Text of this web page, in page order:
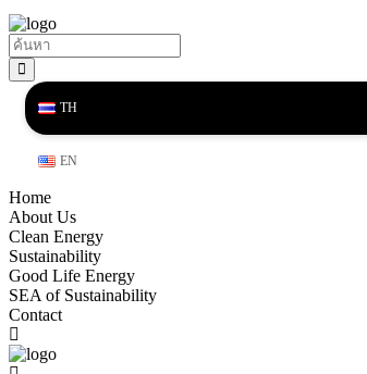
TH
EN
Home
About Us
Clean Energy
Sustainability
Good Life Energy
SEA of Sustainability
Contact